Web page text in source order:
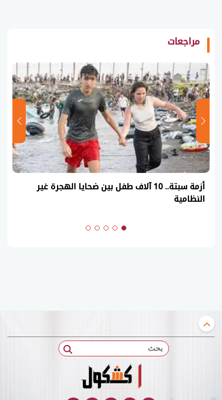
مراجعات
عاجل| نموذج حل امتحان أحياء ثانوية عامة 2026
(السنوات الماضية)
بحث